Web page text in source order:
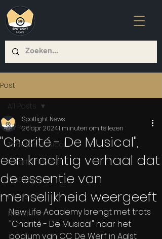
Post
All Posts
Theater/Musical
Entertainment
Casting-Call
Film/Serie
Newsflash
All Posts
"Charité - De Musical",
een krachtig verhaal dat
de essentie van
menselijkheid weergeeft
Spotlight News
26 apr 20241 minuten om te lezen
New Life Academy brengt met trots
"Charité - De Musical" naar het
podium van CC De Werf in Aalst.